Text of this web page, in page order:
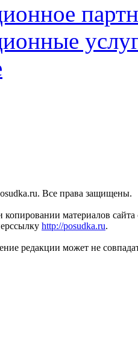
Все права защищены.
копировании материалов сайта
http://posudka.ru.
редакции может не